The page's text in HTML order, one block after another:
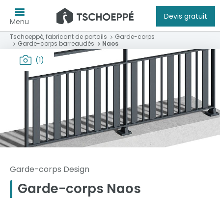
Menu
Devis gratuit
Tschoeppé, fabricant de portails
Garde-corps
Garde-corps barreaudés
Naos
(1)
Garde-corps Design
Garde-corps Naos